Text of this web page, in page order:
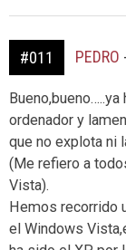
#011 PEDRO
ordenador y
que no explota ni
(Me refiero a
Vista).
Hemos recorrido
el Windows